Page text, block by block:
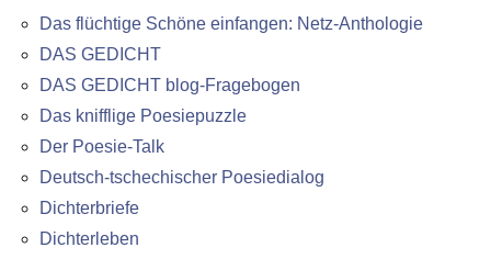
Das flüchtige Schöne einfangen: Netz-Anthologie
DAS GEDICHT
DAS GEDICHT blog-Fragebogen
Das knifflige Poesiepuzzle
Der Poesie-Talk
Deutsch-tschechischer Poesiedialog
Dichterbriefe
Dichterleben